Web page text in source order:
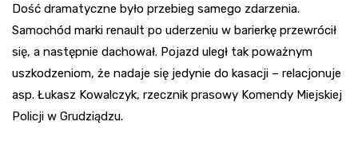
Dość dramatyczne było przebieg samego zdarzenia.
Samochód marki renault po uderzeniu w barierkę przewrócił
się, a następnie dachował. Pojazd uległ tak poważnym
uszkodzeniom, że nadaje się jedynie do kasacji – relacjonuje
asp. Łukasz Kowalczyk, rzecznik prasowy Komendy Miejskiej
Policji w Grudziądzu.